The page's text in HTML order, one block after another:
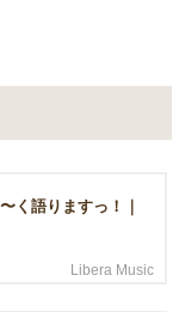
く語りますっ！｜
Libera Music